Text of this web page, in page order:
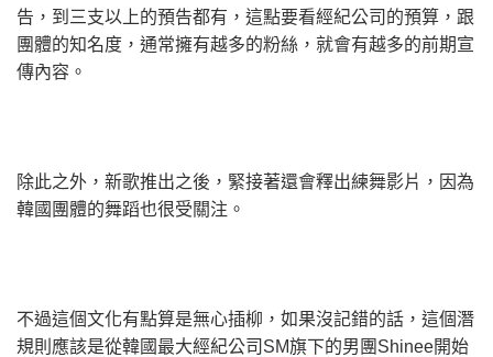
告，到三支以上的預告都有，這點要看經紀公司的預算，跟
團體的知名度，通常擁有越多的粉絲，就會有越多的前期宣
傳內容。
除此之外，新歌推出之後，緊接著還會釋出練舞影片，因為
韓國團體的舞蹈也很受關注。
不過這個文化有點算是無心插柳，如果沒記錯的話，這個潛
規則應該是從韓國最大經紀公司SM旗下的男團Shinee開始